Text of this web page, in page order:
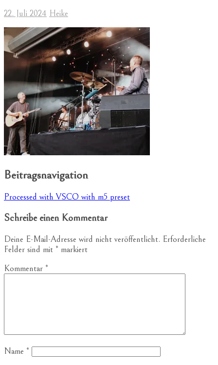
22. Juli 2024 Heike
Beitragsnavigation
Processed with VSCO with m5 preset
Schreibe einen Kommentar
Deine E-Mail-Adresse wird nicht veröffentlicht. Erforderliche
Felder sind mit * markiert
Kommentar *
Name *